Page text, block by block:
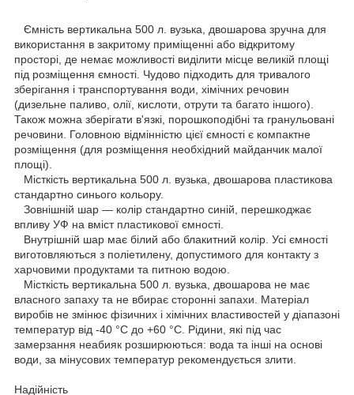
Ємність вертикальна 500 л. вузька, двошарова зручна для
використання в закритому приміщенні або відкритому
просторі, де немає можливості виділити місце великій площі
під розміщення ємності. Чудово підходить для тривалого
зберігання і транспортування води, хімічних речовин
(дизельне паливо, олії, кислоти, отрути та багато іншого).
Також можна зберігати в'язкі, порошкоподібні та гранульовані
речовини. Головною відмінністю цієї ємності є компактне
розміщення (для розміщення необхідний майданчик малої
площі).
Місткість вертикальна 500 л. вузька, двошарова пластикова
стандартно синього кольору.
Зовнішній шар — колір стандартно синій, перешкоджає
впливу УФ на вміст пластикової ємності.
Внутрішній шар має білий або блакитний колір. Усі ємності
виготовляються з поліетилену, допустимого для контакту з
харчовими продуктами та питною водою.
Місткість вертикальна 500 л. вузька, двошарова не має
власного запаху та не вбирає сторонні запахи. Матеріал
виробів не змінює фізичних і хімічних властивостей у діапазоні
температур від -40 °C до +60 °C. Рідини, які під час
замерзання неабияк розширюються: вода та інші на основі
води, за мінусових температур рекомендується злити.
Надійність